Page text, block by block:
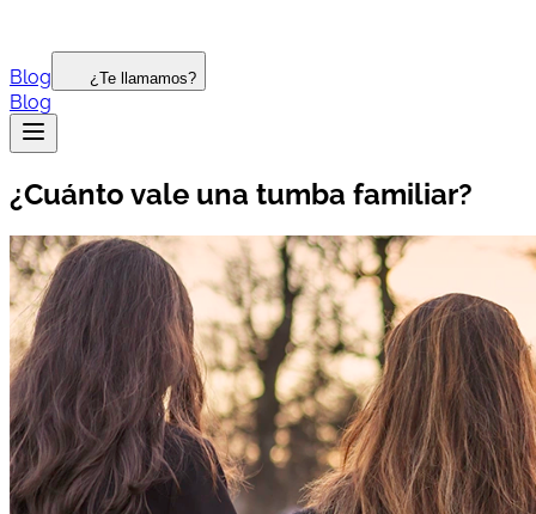
Blog ¿Te llamamos?
Blog
¿Cuánto vale una tumba familiar?